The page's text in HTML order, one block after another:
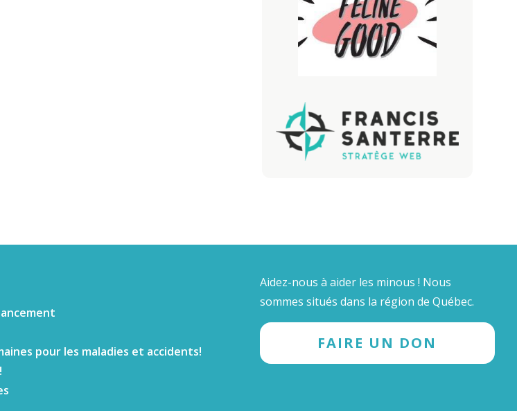
pour les maladies et accidents!
Aidez-nous à aider les minous ! Nous
sommes situés dans la région de Québec.
FAIRE UN DON